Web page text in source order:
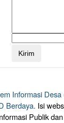
Informasi
Berdaya. Isi
Publik dan